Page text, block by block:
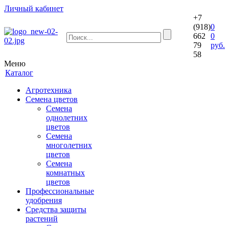
Личный кабинет
+7
(918)
662
79
58
0
0
руб.
Меню
Каталог
Агротехника
Семена цветов
Семена
однолетних
цветов
Семена
многолетних
цветов
Семена
комнатных
цветов
Профессиональные
удобрения
Средства защиты
растений